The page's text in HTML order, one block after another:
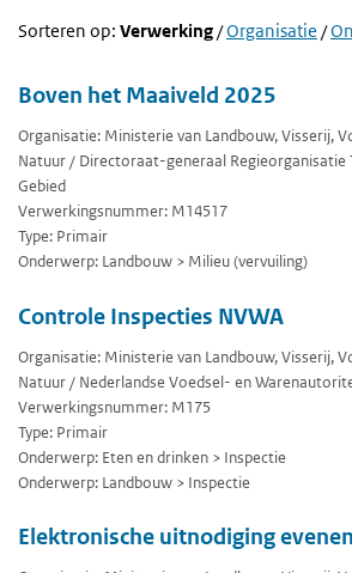
Sorteren op: Verwerking/Organisatie /
Boven het Maaiveld 2025
Organisatie: Ministerie van Landbouw, Visserij,
Natuur / Directoraat-generaal Regieorganisatie
Gebied
Verwerkingsnummer: M14517
Type: Primair
Onderwerp: Landbouw > Milieu (vervuiling)
Controle Inspecties NVWA
Organisatie: Ministerie van Landbouw, Visserij,
Natuur / Nederlandse Voedsel- en
Verwerkingsnummer: M175
Type: Primair
Onderwerp: Eten en drinken > Inspectie
Onderwerp: Landbouw > Inspectie
Elektronische uitnodiging